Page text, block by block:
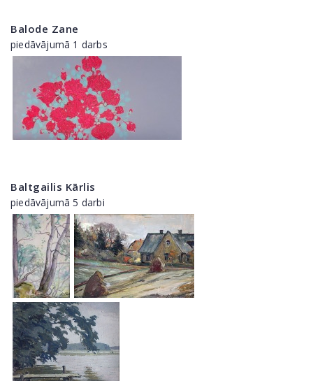
Balode Zane
piedāvājumā 1 darbs
Baltgailis Kārlis
piedāvājumā 5 darbi